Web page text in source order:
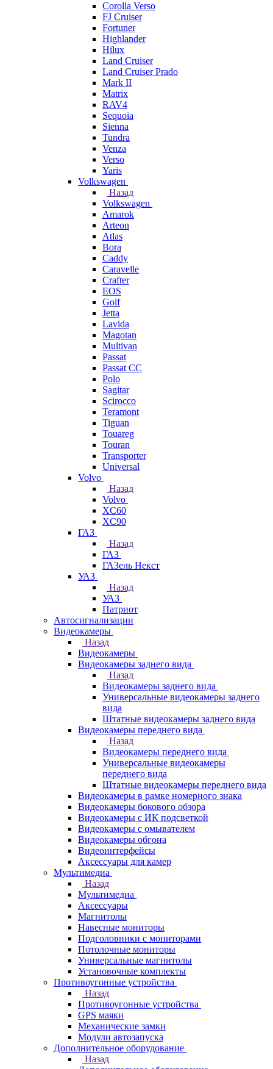
Corolla Verso
FJ Cruiser
Fortuner
Highlander
Hilux
Land Cruiser
Land Cruiser Prado
Mark II
Matrix
RAV4
Sequoia
Sienna
Tundra
Venza
Verso
Yaris
Volkswagen
Назад
Volkswagen
Amarok
Arteon
Atlas
Bora
Caddy
Caravelle
Crafter
EOS
Golf
Jetta
Lavida
Magotan
Multivan
Passat
Passat CC
Polo
Sagitar
Scirocco
Teramont
Tiguan
Touareg
Touran
Transporter
Universal
Volvo
Назад
Volvo
XC60
XC90
ГАЗ
Назад
ГАЗ
ГАЗель Некст
УАЗ
Назад
УАЗ
Патриот
Автосигнализации
Видеокамеры
Назад
Видеокамеры
Видеокамеры заднего вида
Назад
Видеокамеры заднего вида
Универсальные видеокамеры заднего
вида
Штатные видеокамеры заднего вида
Видеокамеры переднего вида
Назад
Видеокамеры переднего вида
Универсальные видеокамеры
переднего вида
Штатные видеокамеры переднего вида
Видеокамеры в рамке номерного знака
Видеокамеры бокового обзора
Видеокамеры с ИК подсветкой
Видеокамеры с омывателем
Видеокамеры обгона
Видеоинтерфейсы
Аксессуары для камер
Мультимедиа
Назад
Мультимедиа
Аксессуары
Магнитолы
Навесные мониторы
Подголовники с мониторами
Потолочные мониторы
Универсальные магнитолы
Установочные комплекты
Противоугонные устройства
Назад
Противоугонные устройства
GPS маяки
Механические замки
Модули автозапуска
Дополнительное оборудование
Назад